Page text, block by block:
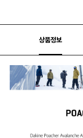
상품정보